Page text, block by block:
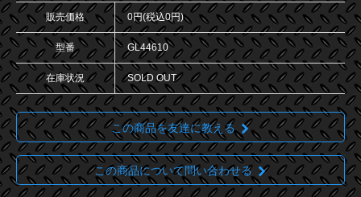
販売価格 0円(税込0円)
型番 GL44610
在庫状況 SOLD OUT
この商品を友達に教える
この商品について問い合わせる